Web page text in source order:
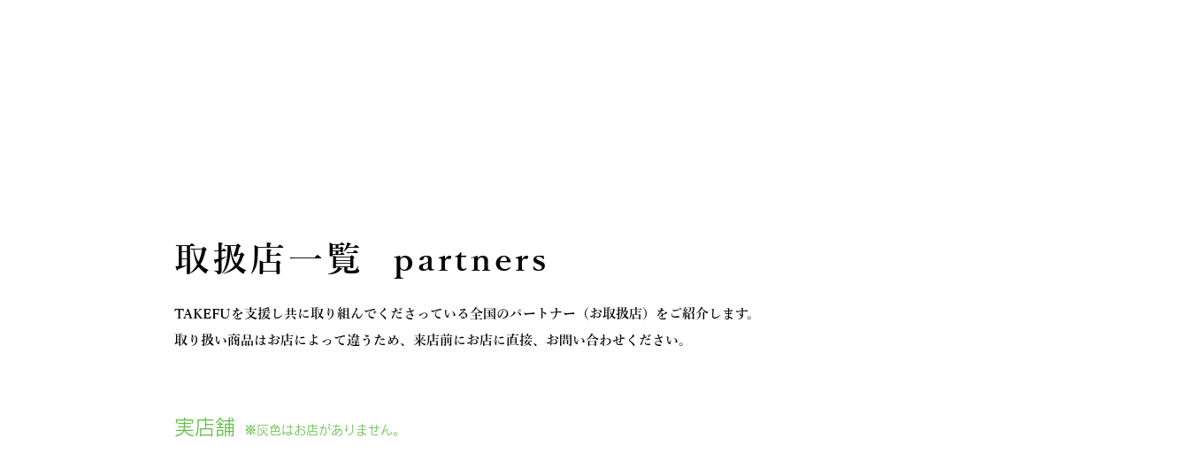
取扱店一覧 partners
TAKEFUを支援し共に取り組んでくださっている全国のパートナー（お取扱店）をご紹介します。
取り扱い商品はお店によって違うため、来店前にお店に直接、お問い合わせください。
実店舗 ※灰色はお店があり ません。